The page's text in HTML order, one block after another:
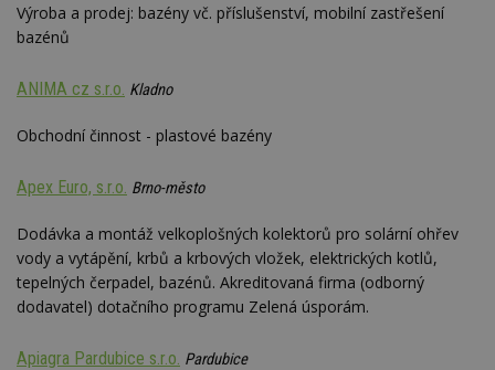
Výroba a prodej: bazény vč. příslušenství, mobilní zastřešení
bazénů
ANIMA cz s.r.o. Kladno
Obchodní činnost - plastové bazény
Apex Euro, s.r.o. Brno-město
Dodávka a montáž velkoplošných kolektorů pro solární ohřev
vody a vytápění, krbů a krbových vložek, elektrických kotlů,
tepelných čerpadel, bazénů. Akreditovaná firma (odborný
dodavatel) dotačního programu Zelená úsporám.
Apiagra Pardubice s.r.o. Pardubice